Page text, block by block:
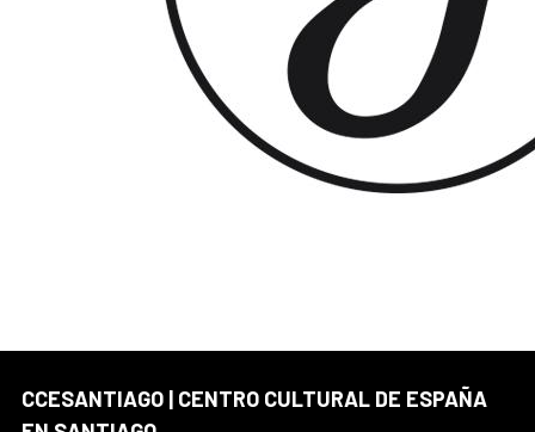
CCESANTIAGO | CENTRO CULTURAL DE ESPAÑA